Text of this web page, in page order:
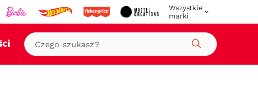
Wszystkie
marki
Szukaj